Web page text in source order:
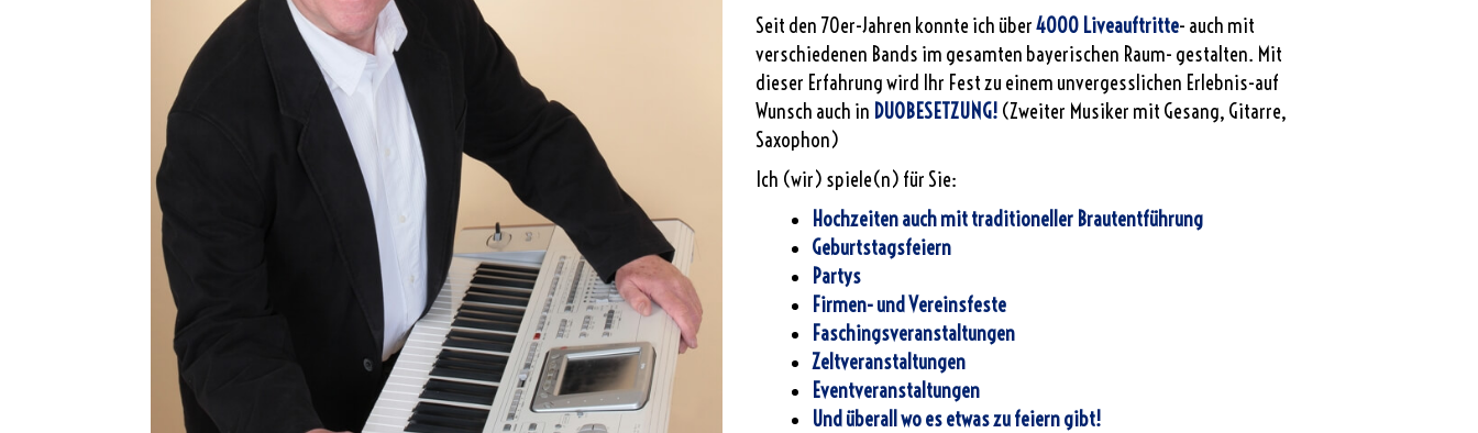
Seit den 70er-Jahren konnte ich über4000 Liveauftritte- auch mit
verschiedenen Bands im gesamten bayerischen Raum- gestalten. Mit
dieser Erfahrung wird Ihr Fest zu einem unvergesslichen Erlebnis-auf
Wunsch auch in DUOBESETZUNG!(Zweiter Musiker mit Gesang, Gitarre,
Saxophon)
Ich (wir) spiele(n) für Sie:
Hochzeiten auch mit traditioneller Brautentführung
Geburtstagsfeiern
Partys
Firmen- und Vereinsfeste
Faschingsveranstaltungen
Zeltveranstaltungen
Eventveranstaltungen
Und überall wo es etwas zu feiern gibt!